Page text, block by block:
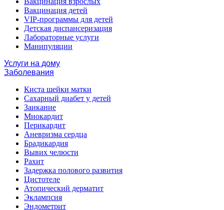
Вакцинация детей
VIP-программы для детей
Детская диспансеризация
Лабораторные услуги
Манипуляции
Услуги на дому
Заболевания
Киста шейки матки
Сахарный диабет у детей
Заикание
Миокардит
Перикардит
Аневризма сердца
Брадикардия
Вывих челюсти
Рахит
Задержка полового развития
Цистотеле
Атопический дерматит
Эклампсия
Эндометрит